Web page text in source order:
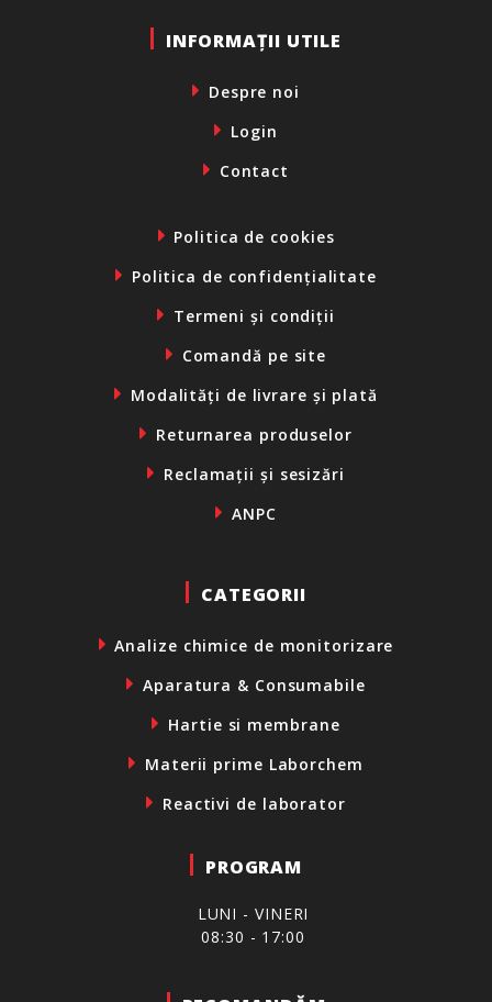
INFORMAȚII UTILE
Despre noi
Login
Contact
Politica de cookies
Politica de confidențialitate
Termeni și condiții
Comandă pe site
Modalități de livrare și plată
Returnarea produselor
Reclamații și sesizări
ANPC
CATEGORII
Analize chimice de monitorizare
Aparatura & Consumabile
Hartie si membrane
Materii prime Laborchem
Reactivi de laborator
PROGRAM
LUNI - VINERI
08:30 - 17:00